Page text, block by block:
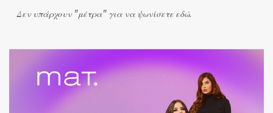
Δεν υπάρχουν "μέτρα" για να ψωνίσετε εδώ.